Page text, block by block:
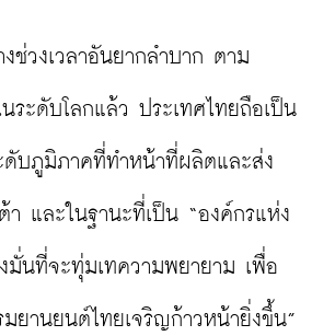
ช่วงเวลาอันยากลำบาก ตาม
นระดับโลกแล้ว ประเทศไทยถือเป็น
ดับภูมิภาคที่ทำหน้าที่ผลิตและส่ง
า และในฐานะที่เป็น “องค์กรแห่ง
มั่นที่จะทุ่มเทความพยายาม เพื่อ
ยานยนต์ไทยเจริญก้าวหน้ายิ่งขึ้น”